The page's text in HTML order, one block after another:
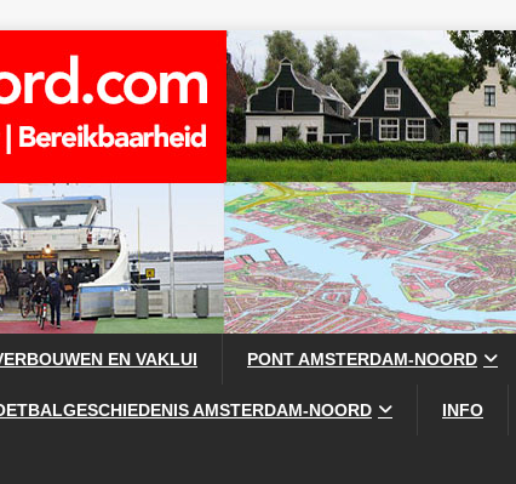
EN VAKLUI PONT AMSTERDAM-NOORD
AMSTERDAM-NOORD INFO